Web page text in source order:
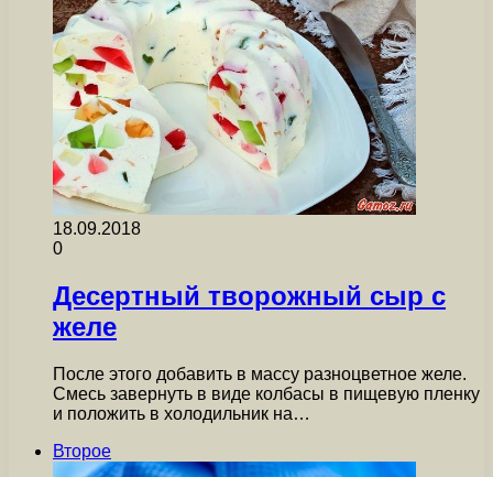
18.09.2018
0
Десертный творожный сыр с
желе
После этого добавить в массу разноцветное желе.
Смесь завернуть в виде колбасы в пищевую пленку
и положить в холодильник на…
Второе